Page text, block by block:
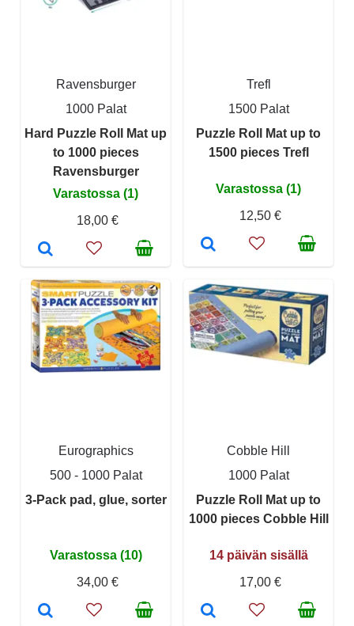
Ravensburger
1000 Palat
Hard Puzzle Roll Mat up
to 1000 pieces
Ravensburger
Varastossa (1)
18,00 €
Trefl
1500 Palat
Puzzle Roll Mat up to
1500 pieces Trefl
Varastossa (1)
12,50 €
Eurographics
500 - 1000 Palat
3-Pack pad, glue, sorter
Varastossa (10)
34,00 €
Cobble Hill
1000 Palat
Puzzle Roll Mat up to
1000 pieces Cobble Hill
14 päivän sisällä
17,00 €